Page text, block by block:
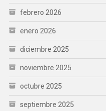
febrero 2026
enero 2026
diciembre 2025
noviembre 2025
octubre 2025
septiembre 2025